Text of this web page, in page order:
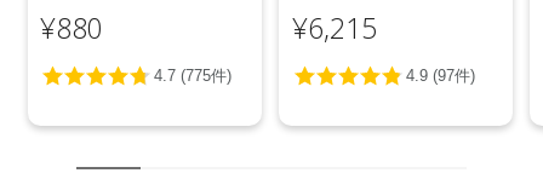
トニング＞ 100g
¥880
カリ＞ 5L
¥6,215